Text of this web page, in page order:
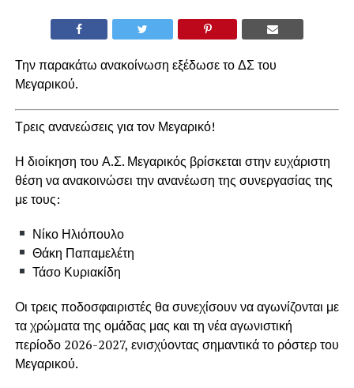
Την παρακάτω ανακοίνωση εξέδωσε το ΔΣ του
Μεγαρικού.
Τρεις ανανεώσεις για τον Μεγαρικό!
Η διοίκηση του Α.Σ. Μεγαρικός βρίσκεται στην ευχάριστη
θέση να ανακοινώσει την ανανέωση της συνεργασίας της
με τους:
Νίκο Ηλιόπουλο
Θάκη Παπαμελέτη
Τάσο Κυριακίδη
Οι τρεις ποδοσφαιριστές θα συνεχίσουν να αγωνίζονται με
τα χρώματα της ομάδας μας και τη νέα αγωνιστική
περίοδο 2026-2027, ενισχύοντας σημαντικά το ρόστερ του
Μεγαρικού.